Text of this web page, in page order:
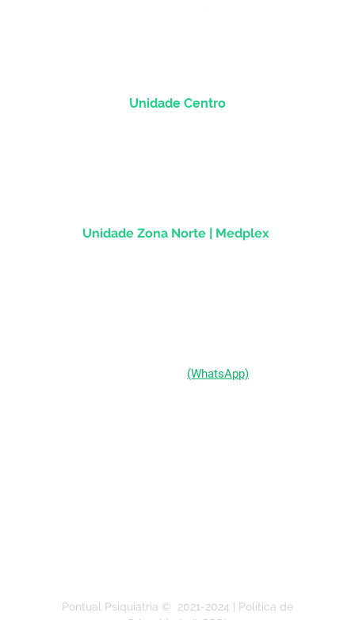
Unidade Centro
Unidade Zona Norte | Medplex
(WhatsApp)
Pontual Psiquiatria © 2021-2024 | Política de